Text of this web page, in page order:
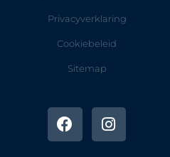
Privacyverklaring
Cookiebeleid
Sitemap
a
c
e
n
s
t